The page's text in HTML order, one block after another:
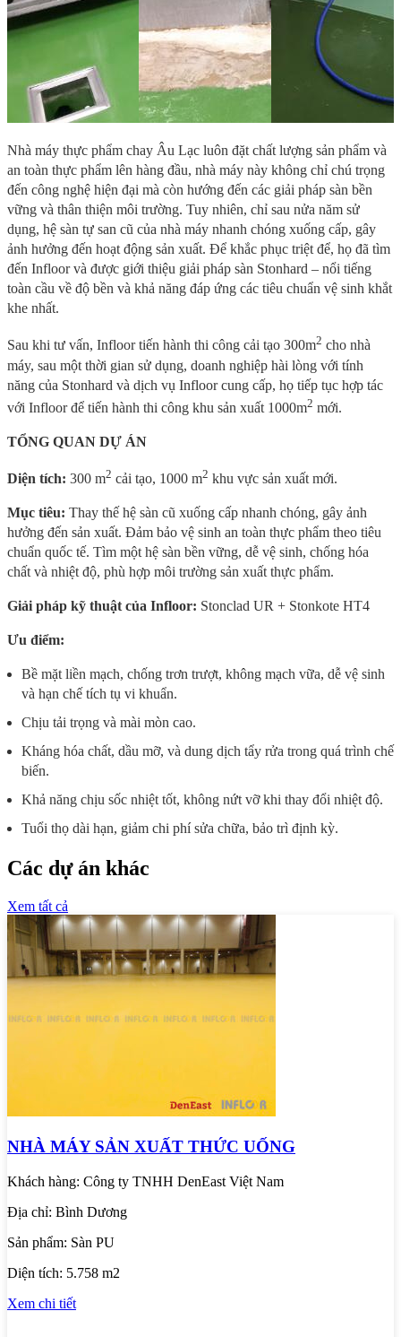
Nhà máy thực phẩm chay Âu Lạc luôn đặt chất lượng sản phẩm và
an toàn thực phẩm lên hàng đầu, nhà máy này không chỉ chú trọng
đến công nghệ hiện đại mà còn hướng đến các giải pháp sàn bền
vững và thân thiện môi trường. Tuy nhiên, chỉ sau nửa năm sử
dụng, hệ sàn tự san cũ của nhà máy nhanh chóng xuống cấp, gây
ảnh hưởng đến hoạt động sản xuất. Để khắc phục triệt để, họ đã tìm
đến Infloor và được giới thiệu giải pháp sàn Stonhard – nổi tiếng
toàn cầu về độ bền và khả năng đáp ứng các tiêu chuẩn vệ sinh khắt
khe nhất.
Sau khi tư vấn, Infloor tiến hành thi công cải tạo 300m2 cho nhà
máy, sau một thời gian sử dụng, doanh nghiệp hài lòng với tính
năng của Stonhard và dịch vụ Infloor cung cấp, họ tiếp tục hợp tác
với Infloor để tiến hành thi công khu sản xuất 1000m2 mới.
TỔNG QUAN DỰ ÁN
Diện tích: 300 m2 cải tạo, 1000 m2 khu vực sản xuất mới.
Mục tiêu: Thay thế hệ sàn cũ xuống cấp nhanh chóng, gây ảnh
hưởng đến sản xuất. Đảm bảo vệ sinh an toàn thực phẩm theo tiêu
chuẩn quốc tế. Tìm một hệ sàn bền vững, dễ vệ sinh, chống hóa
chất và nhiệt độ, phù hợp môi trường sản xuất thực phẩm.
Giải pháp kỹ thuật của Infloor: Stonclad UR + Stonkote HT4
Ưu điểm:
Bề mặt liền mạch, chống trơn trượt, không mạch vữa, dễ vệ sinh
và hạn chế tích tụ vi khuẩn.
Chịu tải trọng và mài mòn cao.
Kháng hóa chất, dầu mỡ, và dung dịch tẩy rửa trong quá trình chế
biến.
Khả năng chịu sốc nhiệt tốt, không nứt vỡ khi thay đổi nhiệt độ.
Tuổi thọ dài hạn, giảm chi phí sửa chữa, bảo trì định kỳ.
Các dự án khác
Xem tất cả
NHÀ MÁY SẢN XUẤT THỨC UỐNG
Khách hàng: Công ty TNHH DenEast Việt Nam
Địa chỉ: Bình Dương
Sản phẩm: Sàn bê tông đánh bóng
Diện tích: 4000 m2
Xem chi tiết